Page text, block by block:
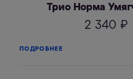
Трио Норма
2 340 ₽
ПОДРОБНЕЕ